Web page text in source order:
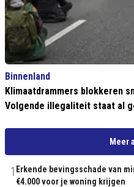
Binnenland
Klimaatdrammers blokkeren
Volgende illegaliteit staat al
Meer
1 Erkende bevingsschade van
€4.000 voor je woning krijgen